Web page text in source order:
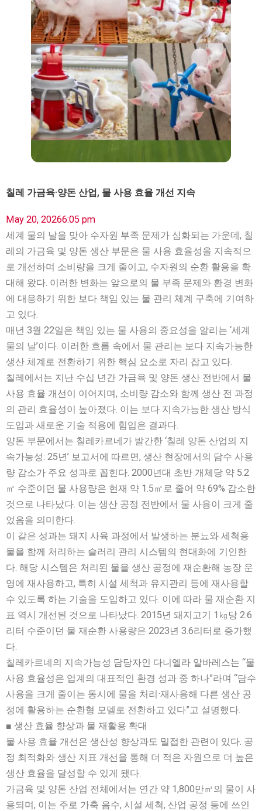
칠레 가금육·양돈 산업, 물 사용 효율 개선 지속
May 20, 20266:05 pm
세계 물의 날을 맞아 수자원 부족 문제가 심화되는 가운데, 칠
레의 가금육 및 양돈 생산 부문은 물 사용 효율성을 지속적으
로 개선하며 소비량을 크게 줄이고, 수자원의 순환 활용을 확
대해 왔다. 이러한 변화는 앞으로의 물 부족 문제와 환경 변화
에 대응하기 위한 보다 책임 있는 물 관리 체계 구축에 기여하
고 있다.
매년 3월 22일은 책임 있는 물 사용의 중요성을 알리는 ‘세계
물의 날’이다. 이러한 흐름 속에서 물 관리는 보다 지속가능한
생산 체계로 전환하기 위한 핵심 요소로 자리 잡고 있다.
칠레에서는 지난 수십 년간 가금육 및 양돈 생산 전반에서 물
사용 효율 개선이 이어지며, 소비량 감소와 함께 생산 전 과정
의 관리 효율성이 높아졌다. 이는 보다 지속가능한 생산 방식
도입과 새로운 기술 적용에 힘입은 결과다.
양돈 부문에서는 칠레카르네가 발간한 ‘칠레 양돈 산업의 지
속가능성: 25년’ 보고서에 따르면, 생산 현장에서의 담수 사용
량 감소가 주요 성과로 꼽힌다. 2000년대 초반 개체당 약 5.2
㎥ 수준이던 물 사용량은 현재 약 1.5㎥로 줄어 약 69% 감소한
것으로 나타났다. 이는 생산 공정 전반에서 물 사용이 크게 줄
었음을 의미한다.
이 같은 성과는 돼지 사육 과정에서 발생하는 분뇨와 세척용
물을 함께 처리하는 슬러리 관리 시스템의 현대화에 기인한
다. 해당 시스템은 처리된 물을 생산 공정에 재순환해 농장 운
영에 재사용하고, 특히 시설 세척과 유지관리 등에 재사용할
수 있도록 하는 기술을 도입하고 있다. 이에 따라 물 재순환 지
표 역시 개선된 것으로 나타났다. 2015년 돼지고기 1㎏당 2.6
리터 수준이던 물 재순환 사용량은 2023년 3.6리터로 증가했
다.
칠레카르네의 지속가능성 담당자인 다니엘라 알바레스는 “물
사용 효율성은 업계의 대표적인 환경 성과 중 하나”라며 “담수
사용을 크게 줄이는 동시에 물을 처리·재사용해 다른 생산 공
정에 활용하는 순환형 모델로 전환하고 있다”고 설명했다.
■ 생산 효율 향상과 물 재활용 확대
물 사용 효율 개선은 생산성 향상과도 밀접한 관련이 있다. 공
정 최적화와 생산 지표 개선을 통해 더 적은 자원으로 더 높은
생산 효율을 달성할 수 있게 됐다.
가금육 및 양돈 산업 전체에서는 연간 약 1,800만㎥의 물이 사
용되며, 이는 주로 가축 음수, 시설 세척, 산업 공정 등에 쓰인